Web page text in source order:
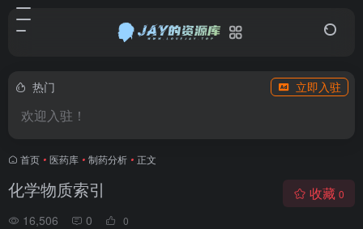
热门 立即入驻
欢迎入驻！
首页 • 医药库 • 制药分析 • 正文
化学物质索引
16,506 0 0
收藏 0